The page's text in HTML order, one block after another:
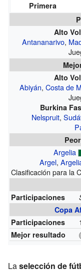
Primera
Alto
Antananarivo,
Alto
Abiyán, Costa de
Burkina
Nelspruit,
Argelia
Argel,
Clasificación para la
Participaciones
Copa
Participaciones
Mejor resultado
Laselección de